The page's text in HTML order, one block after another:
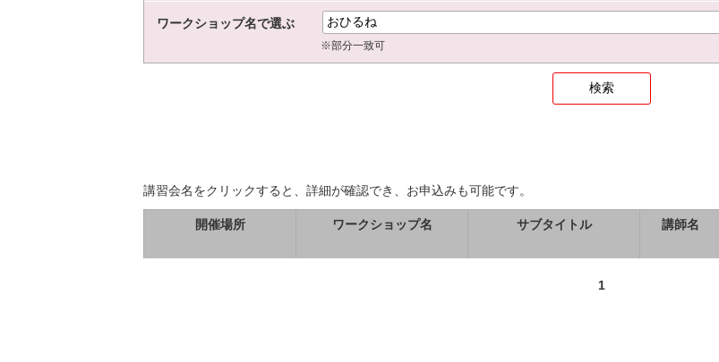
ワークショップ名で選ぶ
※部分一致可
講習会名をクリックすると、詳細が確認でき、お申込みも可能です。
開催場所 ワークショップ名 サブタイトル 講師名
1